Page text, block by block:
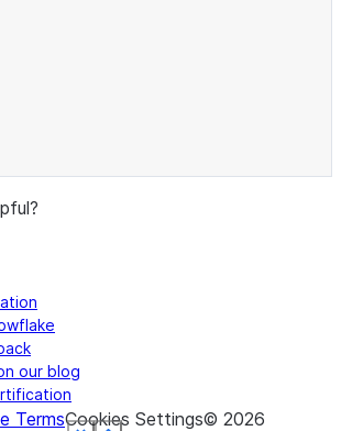
our blog
TermsCookies Settings© 2026